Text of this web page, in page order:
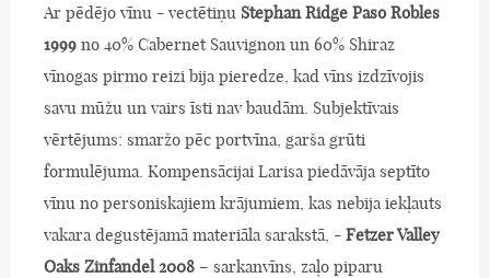
Ar pēdējo vīnu - vectētiņu Stephan Ridge Paso Robles
1999 no 40% Cabernet Sauvignon un 60% Shiraz
vīnogas pirmo reizi bija pieredze, kad vīns izdzīvojis
savu mūžu un vairs īsti nav baudām. Subjektīvais
vērtējums: smaržo pēc portvīna, garša grūti
formulējuma. Kompensācijai Larisa piedāvāja septīto
vīnu no personiskajiem krājumiem, kas nebija iekļauts
vakara degustējamā materiāla sarakstā, - Fetzer Valley
Oaks Zinfandel 2008 – sarkanvīns, zaļo piparu